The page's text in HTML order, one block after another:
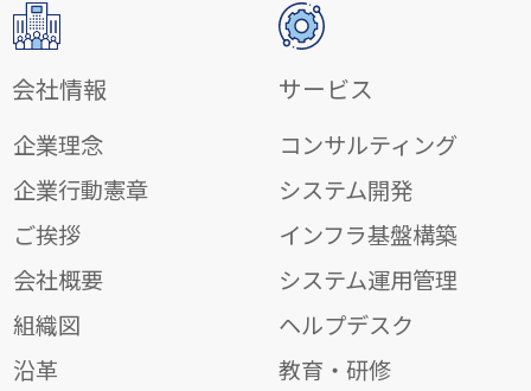
会社情報
企業理念
企業行動憲章
ご挨拶
会社概要
組織図
沿革
サービス
コンサルティング
システム開発
インフラ基盤構築
システム運用管理
ヘルプデスク
教育・研修